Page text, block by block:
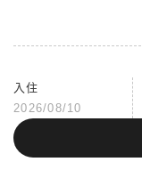
入住
2026/08/10